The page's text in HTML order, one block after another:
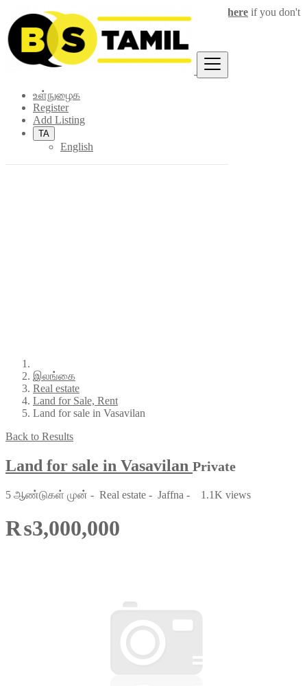
உள்நுழைக
Register
Add Listing
TA
English
Loginfor faster access to the best deals. Click here if you don't
have an account.
இலங்கை
Real estate
Land for Sale, Rent
Land for sale in Vasavilan
Back to Results
Land for sale in Vasavilan Private
5 ஆண்டுகள் முன் - Real estate - Jaffna - 1.1K views
₨3,000,000